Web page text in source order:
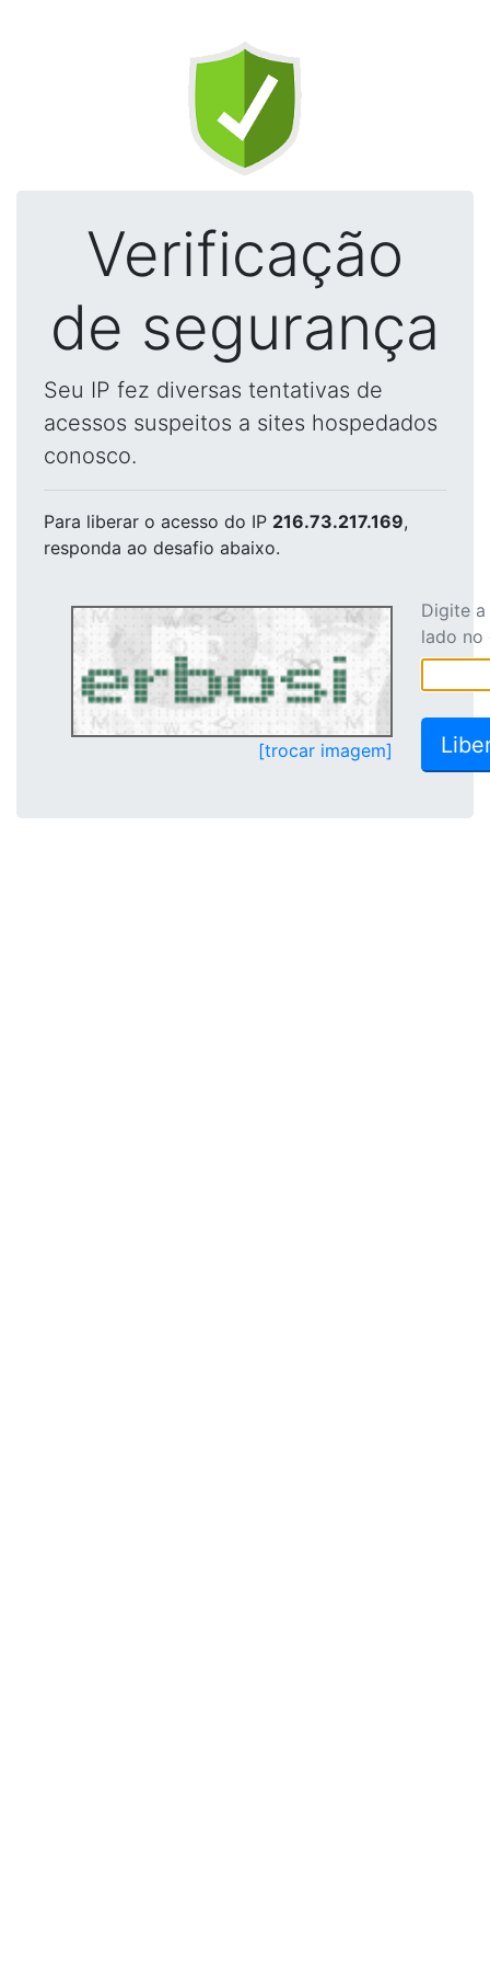
Verificação
de segurança
Seu IP fez diversas tentativas de
acessos suspeitos a sites hospedados
conosco.
Para liberar o acesso do IP 216.73.217.169,
responda ao desafio abaixo.
[trocar imagem]
Digite
lado no